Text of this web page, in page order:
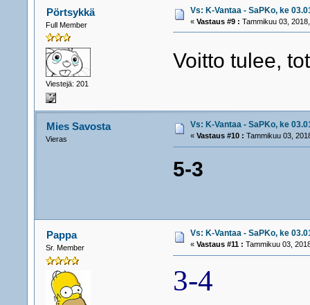
Pörtsykkä
Full Member
Viestejä: 201
Vs: K-Vantaa - SaPKo, ke
«Vastaus #9 : Tammikuu 03,
Voitto tulee,
Mies Savosta
Vieras
Vs: K-Vantaa - SaPKo, ke
«Vastaus #10 : Tammikuu 03,
5-3
Pappa
Sr. Member
Vs: K-Vantaa - SaPKo, ke
«Vastaus #11 : Tammikuu 03,
3-4